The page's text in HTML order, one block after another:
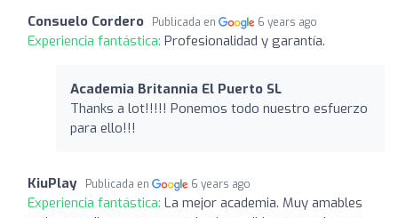
Consuelo Cordero Publicada en 6 years ago
Experiencia fantástica: Profesionalidad y garantía.
Academia Britannia El Puerto SL
Thanks a lot!!!!! Ponemos todo nuestro esfuerzo
para ello!!!
KiuPlay Publicada en 6 years ago
Experiencia fantástica: La mejor academia. Muy amables